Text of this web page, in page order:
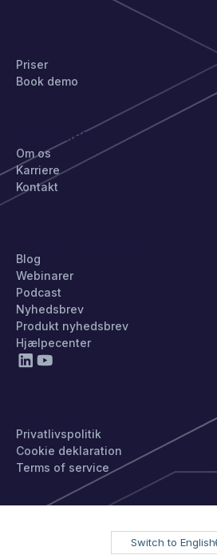
Priser
Book demo
VIRKSOMHED
Om os
Karriere
Kontakt
Blog
Webinarer
Podcast
Nyhedsbrev
Produkt nyhedsbrev
Hjælpecenter
Privatlivspolitik
Cookie deklaration
Terms of service
Switch to English